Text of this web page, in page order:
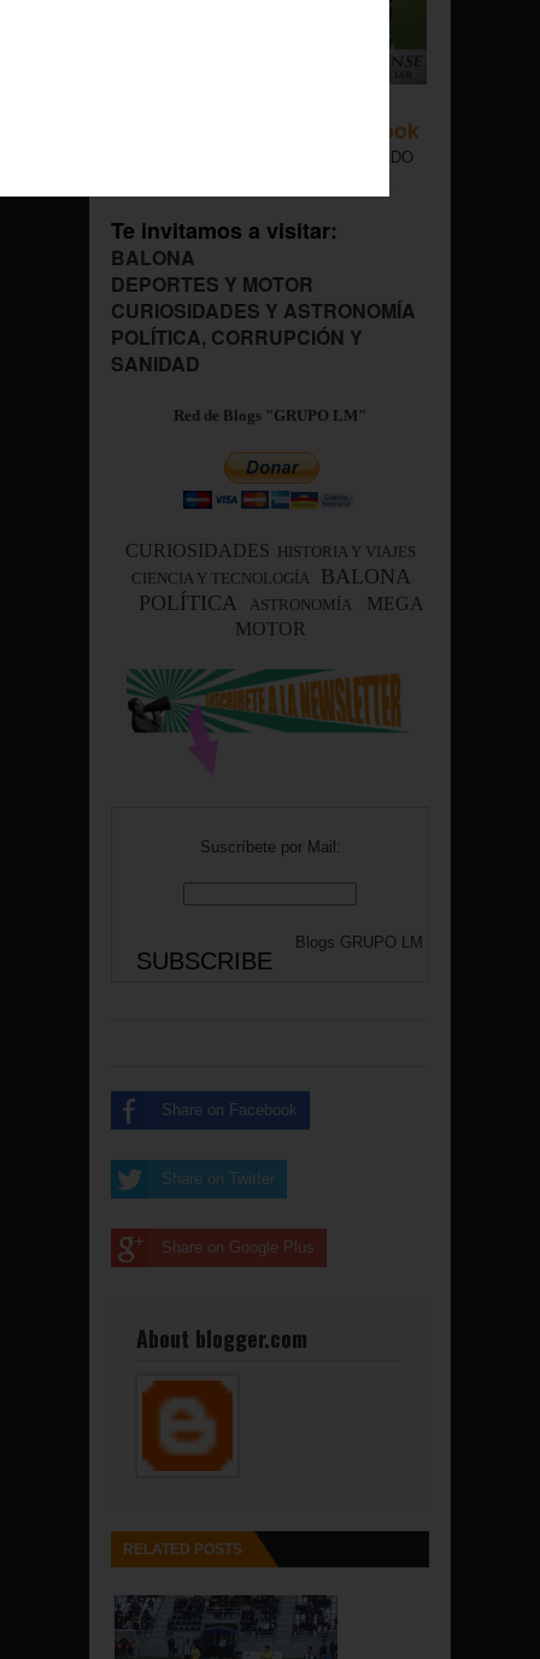
Facebook
COPYRIGHT © NARCISO MALDONADO
Te invitamos a visitar:
BALONA
DEPORTES Y MOTOR
CURIOSIDADES Y ASTRONOMÍA
POLÍTICA, CORRUPCIÓN Y
SANIDAD
Red de Blogs "GRUPO LM"
CURIOSIDADES HISTORIA Y VIAJES
CIENCIA Y TECNOLOGÍA
BALONA
POLÍTICA
ASTRONOMÍA
MEGA
MOTOR
Suscríbete por Mail:
Blogs GRUPO LM
Share on Facebook
Share on Twitter
Share on Google Plus
About blogger.com
RELATED POSTS